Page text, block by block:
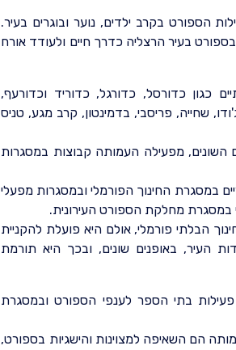
הספורט בקרב ילדים, נוער ובוגרים בעיר.
בעיר הרצליה כדרך חיים ולעודד אורח
כגון כדורסל, כדורגל, כדוריד וכדורעף,
שחייה, פריסבי, בדמינטון, קרב מגע, טניס
מפעילה העמותה קבוצות במסגרות
במסגרת החינוך הפורמלי ובמסגרות מפעלי
במסגרת מחלקת הספורט העירונית.
הבלתי פורמלי, אולם היא פועלת להקניית
העיר, באופנים שונים, ובכך היא תורמת
מ 9,000 חניכים, במסגרת פעילות בתי הספר לענפי הספורט ובמסגרת
הם השאיפה למצוינות והישגיות בספורט,